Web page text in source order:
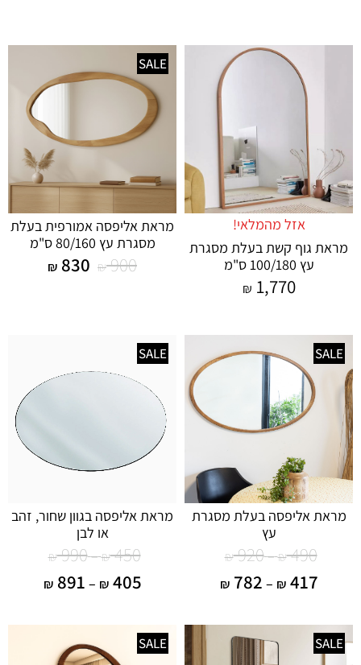
אזל מהמלאי!
מראת גוף קשת בעלת מסגרת
עץ 100/180 ס"מ
₪ 1,770
SALE
מראת אליפסה אמורפית בעלת
מסגרת עץ 80/160 ס"מ
₪900
₪ 830
SALE
מראת אליפסה בעלת מסגרת
עץ
₪490
–
₪920
₪417
–
₪782
SALE
מראת אליפסה בגוון שחור, זהב
או לבן
₪450
–
₪990
₪405
–
₪891
SALE
SALE